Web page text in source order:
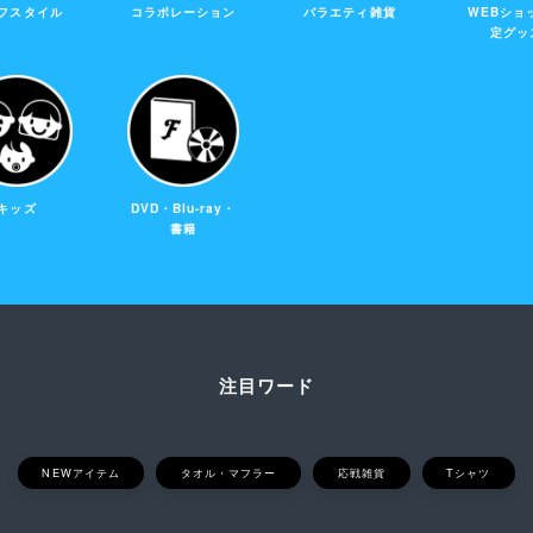
スタイル コラボレーション バラエティ雑貨
WEBショ
定グッ
ッズ
DVD・Blu-ray・
書籍
注目ワード
NEWアイテム タオル・マフラー 応戦雑貨 Tシャツ